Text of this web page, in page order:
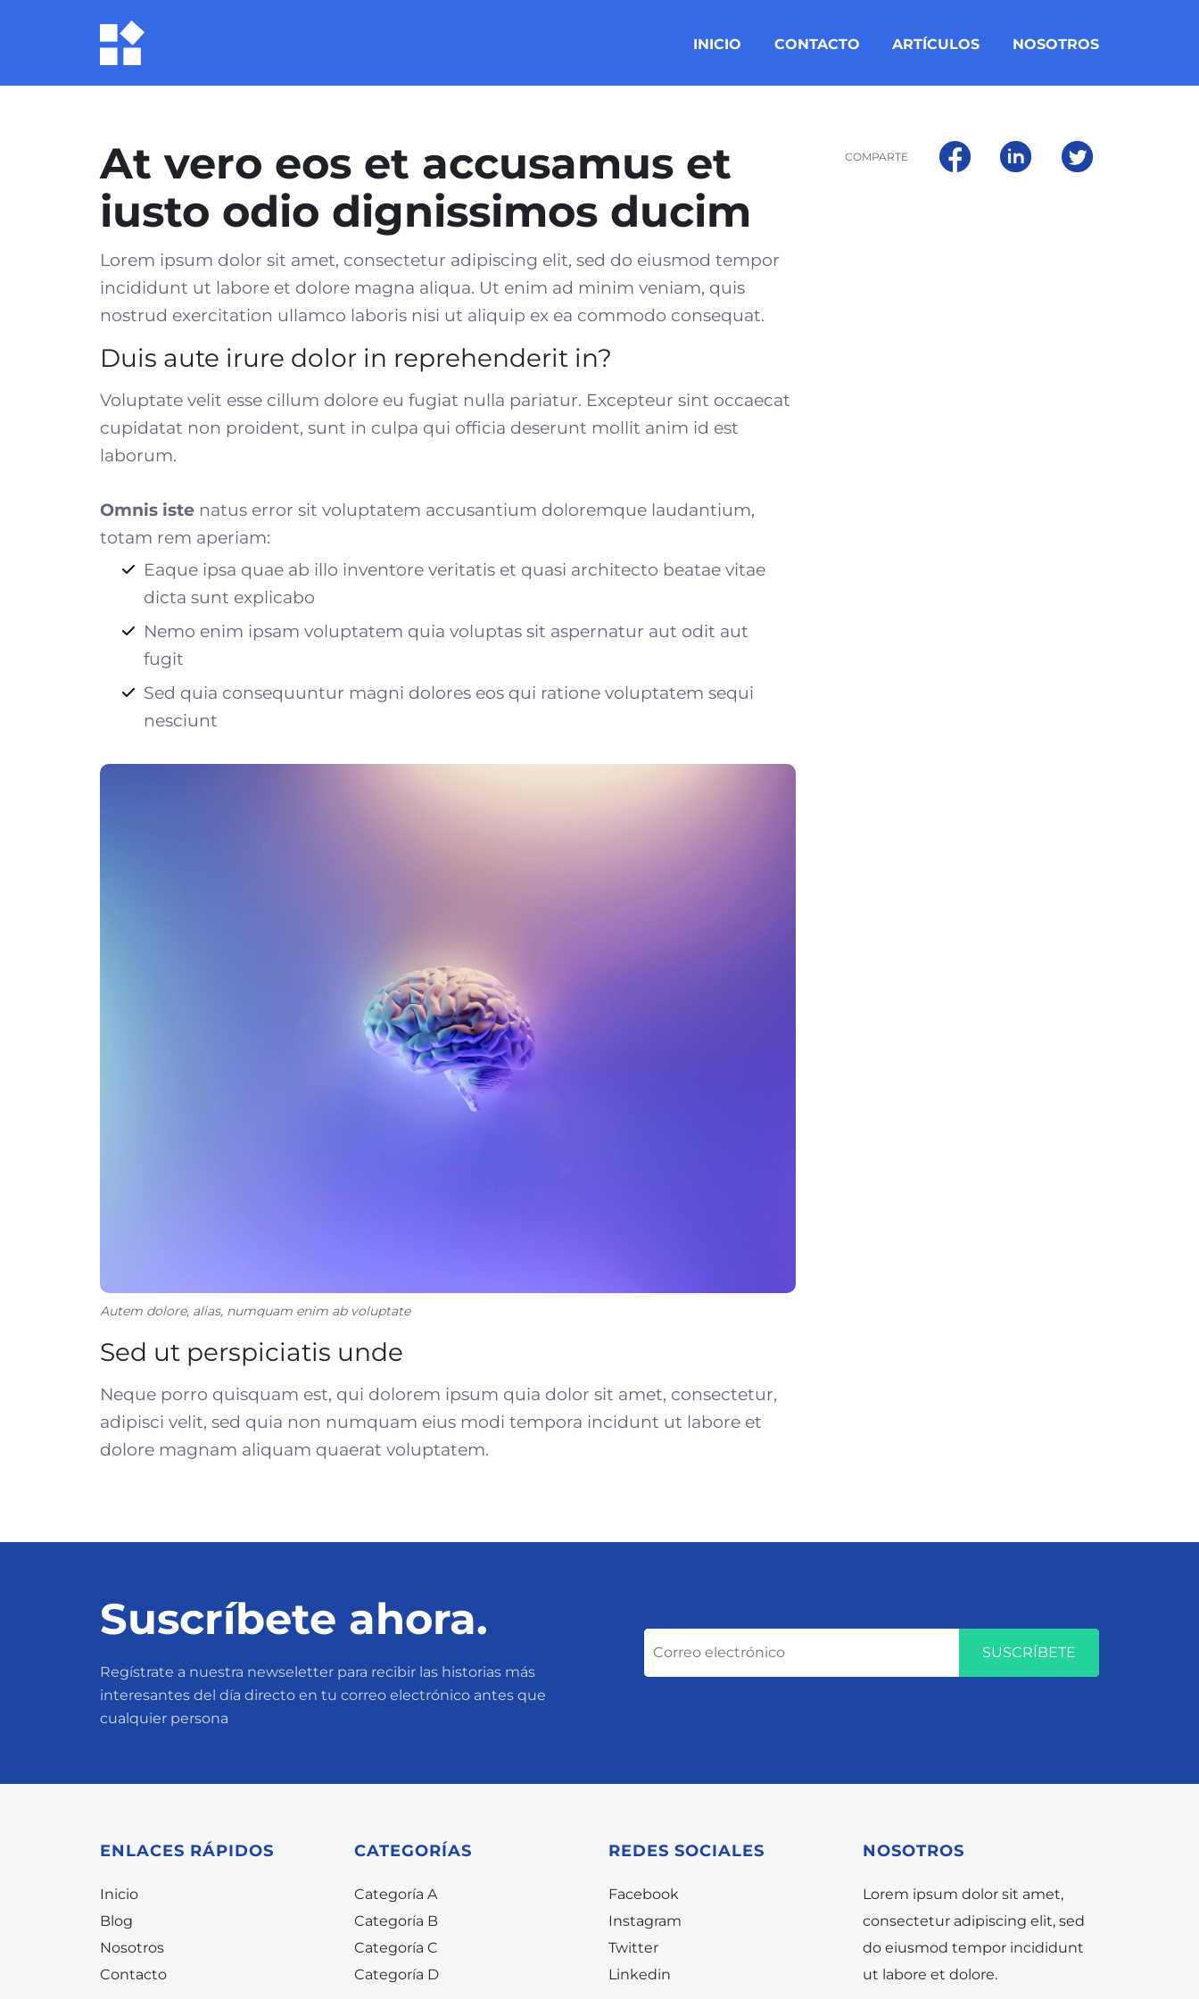
INICIO CONTACTO ARTÍCULOS NOSOTROS
At vero eos et accusamus et
iusto odio dignissimos ducim
Lorem ipsum dolor sit amet, consectetur adipiscing elit, sed do eiusmod tempor
incididunt ut labore et dolore magna aliqua. Ut enim ad minim veniam, quis
nostrud exercitation ullamco laboris nisi ut aliquip ex ea commodo consequat.
Duis aute irure dolor in reprehenderit in?
Voluptate velit esse cillum dolore eu fugiat nulla pariatur. Excepteur sint occaecat
cupidatat non proident, sunt in culpa qui officia deserunt mollit anim id est
laborum.
Omnis iste natus error sit voluptatem accusantium doloremque laudantium,
totam rem aperiam:
Eaque ipsa quae ab illo inventore veritatis et quasi architecto beatae vitae
dicta sunt explicabo
Nemo enim ipsam voluptatem quia voluptas sit aspernatur aut odit aut
fugit
Sed quia consequuntur magni dolores eos qui ratione voluptatem sequi
nesciunt
Autem dolore, alias, numquam enim ab voluptate
Sed ut perspiciatis unde
Neque porro quisquam est, qui dolorem ipsum quia dolor sit amet, consectetur,
adipisci velit, sed quia non numquam eius modi tempora incidunt ut labore et
dolore magnam aliquam quaerat voluptatem.
COMPARTE
Suscríbete ahora.
Regístrate a nuestra newseletter para recibir las historias más
interesantes del día directo en tu correo electrónico antes que
cualquier persona
SUSCRÍBETE
ENLACES RÁPIDOS
Inicio
Blog
Nosotros
Contacto
CATEGORÍAS
Categoría A
Categoría B
Categoría C
Categoría D
REDES SOCIALES
Facebook
Instagram
Twitter
Linkedin
NOSOTROS
Lorem ipsum dolor sit amet,
consectetur adipiscing elit, sed
do eiusmod tempor incididunt
ut labore et dolore.